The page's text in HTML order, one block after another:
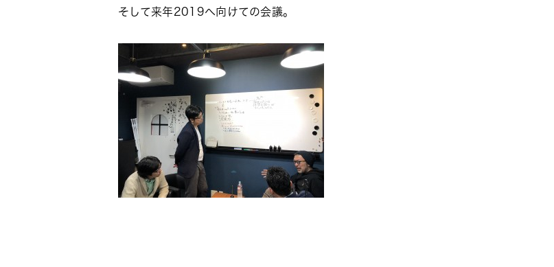
そして来年2019へ向けての会議。